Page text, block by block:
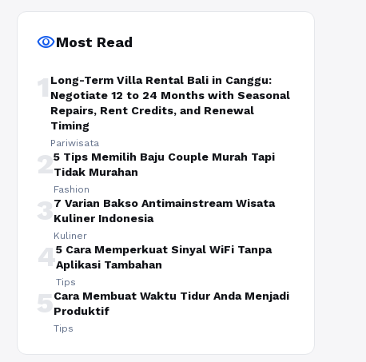
visibilityMost Read
1 Long-Term Villa Rental Bali in Canggu:
Negotiate 12 to 24 Months with Seasonal
Repairs, Rent Credits, and Renewal
Timing
Pariwisata
25 Tips Memilih Baju Couple Murah Tapi
Tidak Murahan
Fashion
37 Varian Bakso Antimainstream Wisata
Kuliner Indonesia
Kuliner
45 Cara Memperkuat Sinyal WiFi Tanpa
Aplikasi Tambahan
Tips
5Cara Membuat Waktu Tidur Anda Menjadi
Produktif
Tips